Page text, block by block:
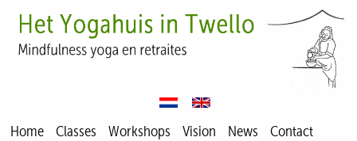
Home Classes Workshops Vision News
Contact